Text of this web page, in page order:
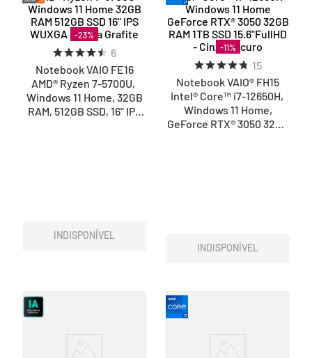
-23%
6
Notebook VAIO FE16
AMD® Ryzen 7-5700U,
Windows 11 Home, 32GB
RAM, 512GB SSD, 16" IPS
INDISPONÍVEL
-11%
15
Notebook VAIO® FH15
Intel® Core™ i7-12650H,
Windows 11 Home,
GeForce RTX® 3050 32GB
INDISPONÍVEL